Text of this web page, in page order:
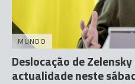
MUNDO
Deslocação de
actualidade neste